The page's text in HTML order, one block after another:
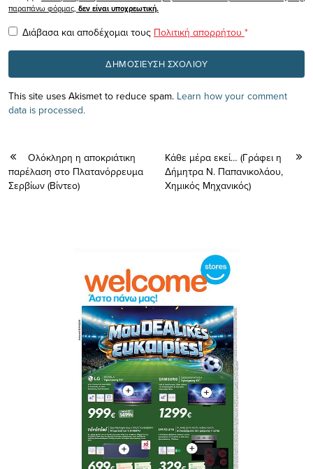
παραπάνω φόρμας, δεν είναι υποχρεωτική.
Διάβασα και αποδέχομαι τους Πολιτική απορρήτου *
This site uses Akismet to reduce spam. Learn how your comment
data is processed.
Ολόκληρη η αποκριάτικη
παρέλαση στo Πλατανόρρευμα
Σερβίων (Βίντεο)
Κάθε μέρα εκεί… (Γράφει η
Δήμητρα Ν. Παπανικολάου,
Χημικός Μηχανικός)